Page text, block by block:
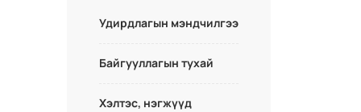
Удирдлагын мэндчилгээ
Байгууллагын тухай
Хэлтэс, нэгжүүд